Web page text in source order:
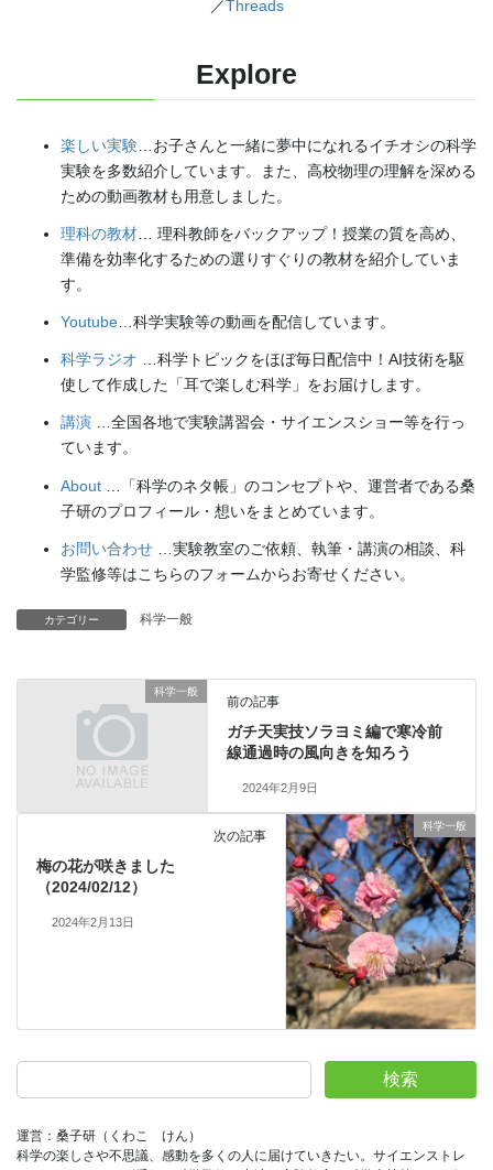
／Threads
Explore
楽しい実験 …お子さんと一緒に夢中になれるイチオシの科学
実験を多数紹介しています。また、高校物理の理解を深める
ための動画教材も用意しました。
理科の教材 … 理科教師をバックアップ！授業の質を高め、
準備を効率化するための選りすぐりの教材を紹介していま
す。
Youtube …科学実験等の動画を配信しています。
科学ラジオ …科学トピックをほぼ毎日配信中！AI技術を駆
使して作成した「耳で楽しむ科学」をお届けします。
講演 …全国各地で実験講習会・サイエンスショー等を行っ
ています。
About …「科学のネタ帳」のコンセプトや、運営者である桑
子研のプロフィール・想いをまとめています。
お問い合わせ …実験教室のご依頼、執筆・講演の相談、科
学監修等はこちらのフォームからお寄せください。
カテゴリー 科学一般
科学一般
前の記事
ガチ天実技ソラヨミ編で寒冷前
線通過時の風向きを知ろう
2024年2月9日
科学一般
次の記事
梅の花が咲きました
（2024/02/12）
2024年2月13日
検索
運営：桑子研（くわこ　けん）
科学の楽しさや不思議、感動を多くの人に届けていきたい。サイエンストレ